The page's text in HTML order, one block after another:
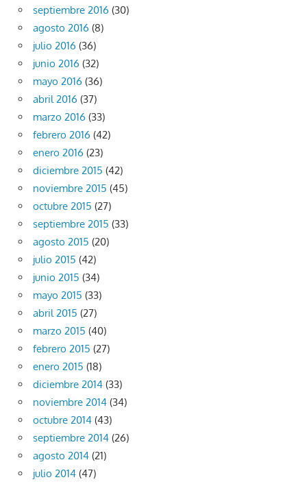
septiembre 2016 (30)
agosto 2016 (8)
julio 2016 (36)
junio 2016 (32)
mayo 2016 (36)
abril 2016 (37)
marzo 2016 (33)
febrero 2016 (42)
enero 2016 (23)
diciembre 2015 (42)
noviembre 2015 (45)
octubre 2015 (27)
septiembre 2015 (33)
agosto 2015 (20)
julio 2015 (42)
junio 2015 (34)
mayo 2015 (33)
abril 2015 (27)
marzo 2015 (40)
febrero 2015 (27)
enero 2015 (18)
diciembre 2014 (33)
noviembre 2014 (34)
octubre 2014 (43)
septiembre 2014 (26)
agosto 2014 (21)
julio 2014 (47)